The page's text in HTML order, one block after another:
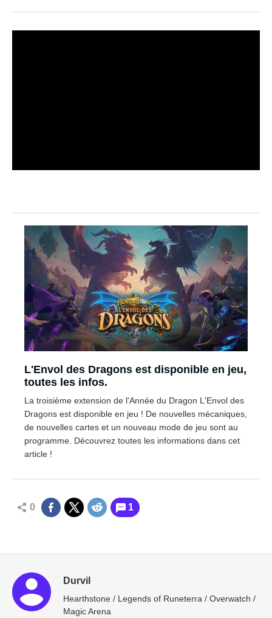
L'Envol des Dragons est disponible en jeu,
toutes les infos.
La troisième extension de l'Année du Dragon L'Envol des
Dragons est disponible en jeu ! De nouvelles mécaniques,
de nouvelles cartes et un nouveau mode de jeu sont au
programme. Découvrez toutes les informations dans cet
article !
0 1
Durvil
Hearthstone / Legends of Runeterra / Overwatch /
Magic Arena